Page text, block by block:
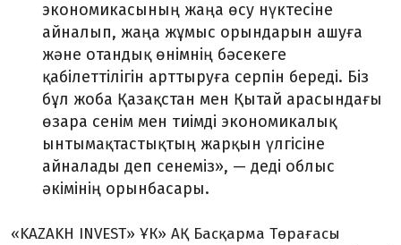
экономикасының жаңа өсу нүктесіне
айналып, жаңа жұмыс орындарын ашуға
және отандық өнімнің бәсекеге
қабілеттілігін арттыруға серпін береді. Біз
бұл жоба Қазақстан мен Қытай арасындағы
өзара сенім мен тиімді экономикалық
ынтымақтастықтың жарқын үлгісіне
айналады деп сенеміз», — деді облыс
әкімінің орынбасары.
«KAZAKH INVEST» ҰК» АҚ Басқарма Төрағасы